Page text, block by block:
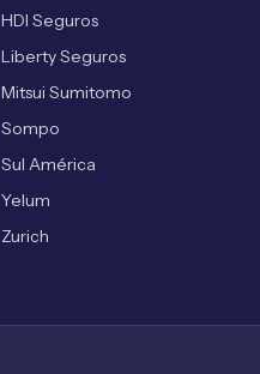
HDI Seguros
Liberty Seguros
Mitsui Sumitomo
Sompo
Sul América
Yelum
Zurich